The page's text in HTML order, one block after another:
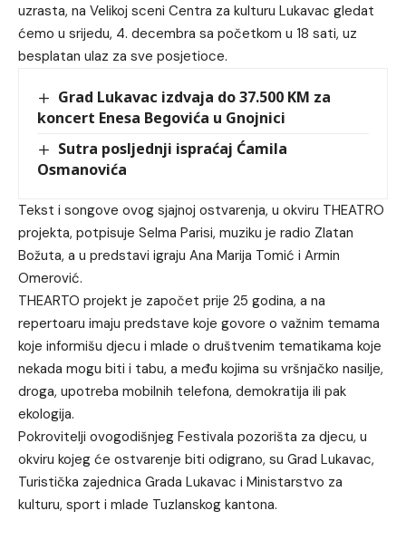
uzrasta, na Velikoj sceni Centra za kulturu Lukavac gledat
ćemo u srijedu, 4. decembra sa početkom u 18 sati, uz
besplatan ulaz za sve posjetioce.
Grad Lukavac izdvaja do 37.500 KM za
koncert Enesa Begovića u Gnojnici
Sutra posljednji ispraćaj Ćamila
Osmanovića
Tekst i songove ovog sjajnoj ostvarenja, u okviru THEATRO
projekta, potpisuje Selma Parisi, muziku je radio Zlatan
Božuta, a u predstavi igraju Ana Marija Tomić i Armin
Omerović.
THEARTO projekt je započet prije 25 godina, a na
repertoaru imaju predstave koje govore o važnim temama
koje informišu djecu i mlade o društvenim tematikama koje
nekada mogu biti i tabu, a među kojima su vršnjačko nasilje,
droga, upotreba mobilnih telefona, demokratija ili pak
ekologija.
Pokrovitelji ovogodišnjeg Festivala pozorišta za djecu, u
okviru kojeg će ostvarenje biti odigrano, su Grad Lukavac,
Turistička zajednica Grada Lukavac i Ministarstvo za
kulturu, sport i mlade Tuzlanskog kantona.